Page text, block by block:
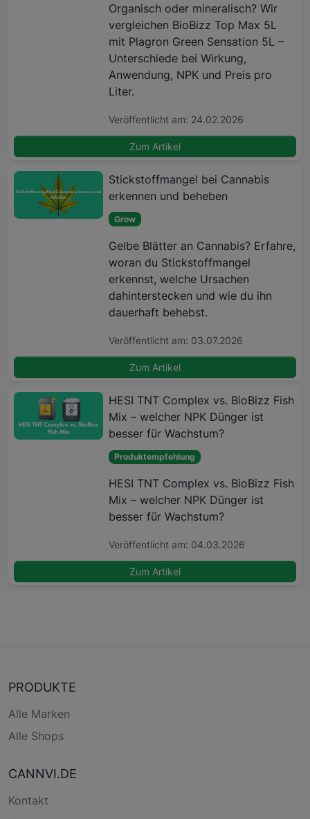
Organisch oder mineralisch? Wir
vergleichen BioBizz Top Max 5L
mit Plagron Green Sensation 5L –
Unterschiede bei Wirkung,
Anwendung, NPK und Preis pro
Liter.
Veröffentlicht am: 24.02.2026
Zum Artikel
Stickstoffmangel bei Cannabis
erkennen und beheben
Grow
Gelbe Blätter an Cannabis? Erfahre,
woran du Stickstoffmangel
erkennst, welche Ursachen
dahinterstecken und wie du ihn
dauerhaft behebst.
Veröffentlicht am: 03.07.2026
Zum Artikel
HESI TNT Complex vs. BioBizz Fish
Mix – welcher NPK Dünger ist
besser für Wachstum?
Produktempfehlung
HESI TNT Complex vs. BioBizz Fish
Mix – welcher NPK Dünger ist
besser für Wachstum?
Veröffentlicht am: 04.03.2026
Zum Artikel
PRODUKTE
Alle Marken
Alle Shops
CANNVI.DE
Kontakt